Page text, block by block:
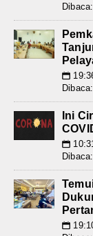
📅
Ini
📅
📅